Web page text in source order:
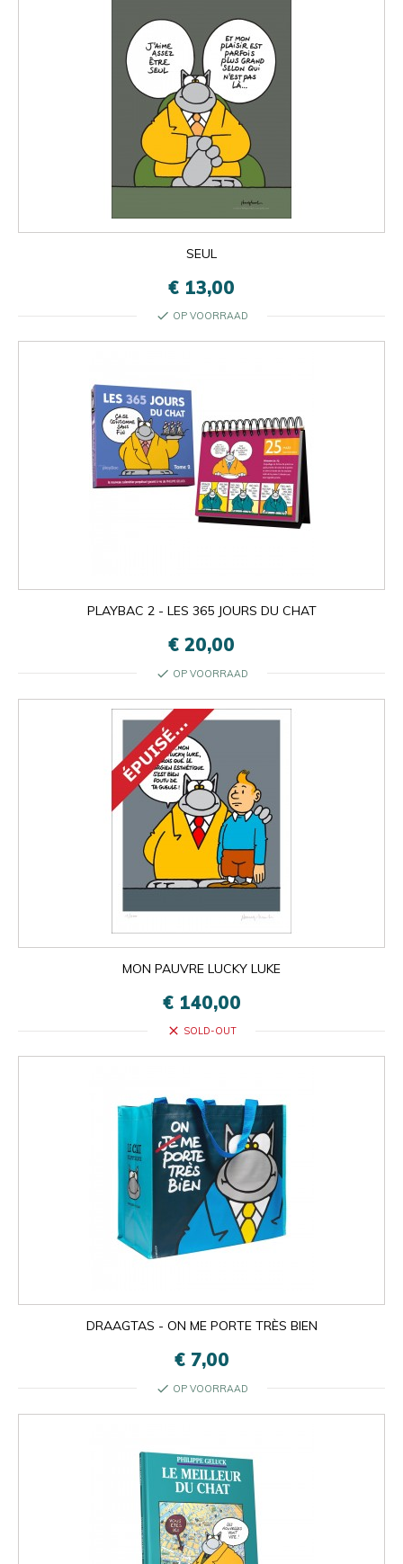
SEUL
€ 13,00
check OP VOORRAAD
PLAYBAC 2 - LES 365 JOURS DU CHAT
€ 20,00
check OP VOORRAAD
MON PAUVRE LUCKY LUKE
€ 140,00
close SOLD-OUT
DRAAGTAS - ON ME PORTE TRÈS BIEN
€ 7,00
check OP VOORRAAD